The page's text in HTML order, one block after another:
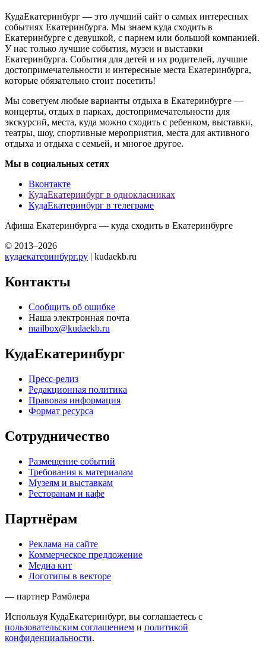
КудаЕкатеринбург — это лучший сайт о самых интересных
событиях Екатеринбурга. Мы знаем куда сходить в
Екатеринбурге с девушкой, с парнем или большой компанией.
У нас только лучшие события, музеи и выставки
Екатеринбурга. События для детей и их родителей, лучшие
достопримечательности и интересные места Екатеринбурга,
которые обязательно стоит посетить!
Мы советуем любые варианты отдыха в Екатеринбурге —
концерты, отдых в парках, достопримечательности для
экскурсий, места, куда можно сходить с ребенком, выставки,
театры, шоу, спортивные мероприятия, места для активного
отдыха и отдыха с семьей, и многое другое.
Мы в социальных сетях
Вконтакте
КудаЕкатеринбург в однокласниках
КудаЕкатеринбург в телеграме
Афиша Екатеринбурга — куда сходить в Екатеринбурге
© 2013–2026
кудаекатеринбург.ру | kudaekb.ru
Контакты
Сообщить об ошибке
Наша электронная почта
mailbox@kudaekb.ru
КудаЕкатеринбург
Пресс-релиз
Редакционная политика
Правовая информация
Формат ресурса
Сотрудничество
Размещение событий
Требования к материалам
Музеям и выставкам
Ресторанам и кафе
Партнёрам
Реклама на сайте
Коммерческое предложение
Медиа кит
Логотипы в векторе
— партнер Рамблера
Используя КудаЕкатеринбург, вы соглашаетесь с
пользовательским соглашением и политикой
конфиденциальности.